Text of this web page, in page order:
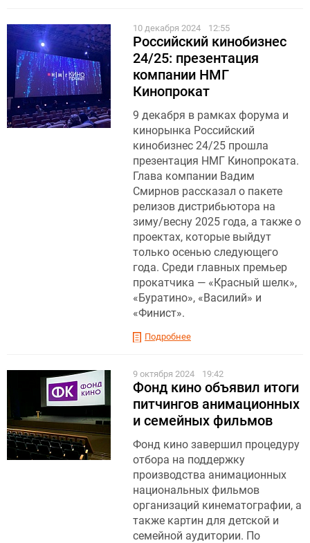
10 декабря 2024 12:55
Российский кинобизнес
24/25: презентация
компании НМГ
Кинопрокат
9 декабря в рамках форума и
кинорынка Российский
кинобизнес 24/25 прошла
презентация НМГ Кинопроката.
Глава компании Вадим
Смирнов рассказал о пакете
релизов дистрибьютора на
зиму/весну 2025 года, а также о
проектах, которые выйдут
только осенью следующего
года. Среди главных премьер
прокатчика — «Красный шелк»,
«Буратино», «Василий» и
«Финист».
Подробнее
9 октября 2024 19:42
Фонд кино объявил итоги
питчингов анимационных
и семейных фильмов
Фонд кино завершил процедуру
отбора на поддержку
производства анимационных
национальных фильмов
организаций кинематографии, а
также картин для детской и
семейной аудитории. По